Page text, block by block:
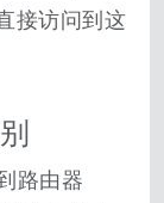
接访问到这
路由器